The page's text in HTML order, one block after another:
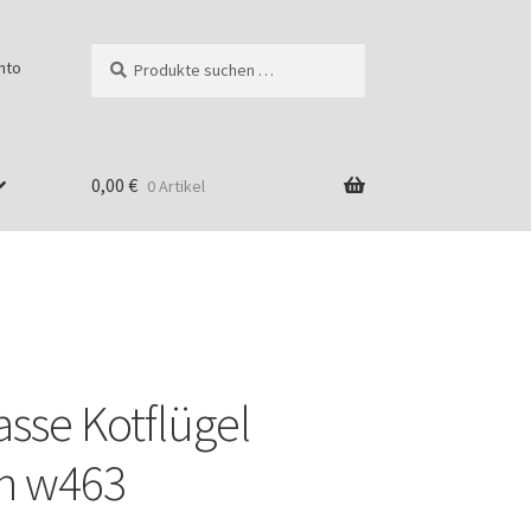
nach:
0,00 € 0 Artikel
Kotflügel
w463